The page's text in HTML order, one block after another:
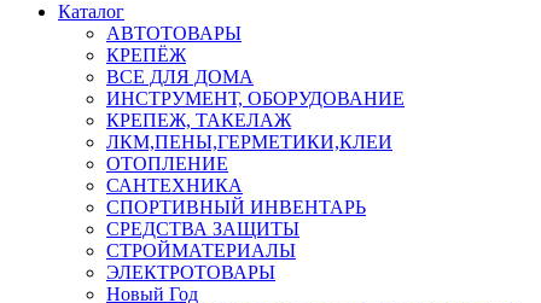
Каталог
АВТОТОВАРЫ
КРЕПЁЖ
ВСЕ ДЛЯ ДОМА
ИНСТРУМЕНТ, ОБОРУДОВАНИЕ
КРЕПЕЖ, ТАКЕЛАЖ
ЛКМ,ПЕНЫ,ГЕРМЕТИКИ,КЛЕИ
ОТОПЛЕНИЕ
САНТЕХНИКА
СПОРТИВНЫЙ ИНВЕНТАРЬ
СРЕДСТВА ЗАЩИТЫ
СТРОЙМАТЕРИАЛЫ
ЭЛЕКТРОТОВАРЫ
Новый Год